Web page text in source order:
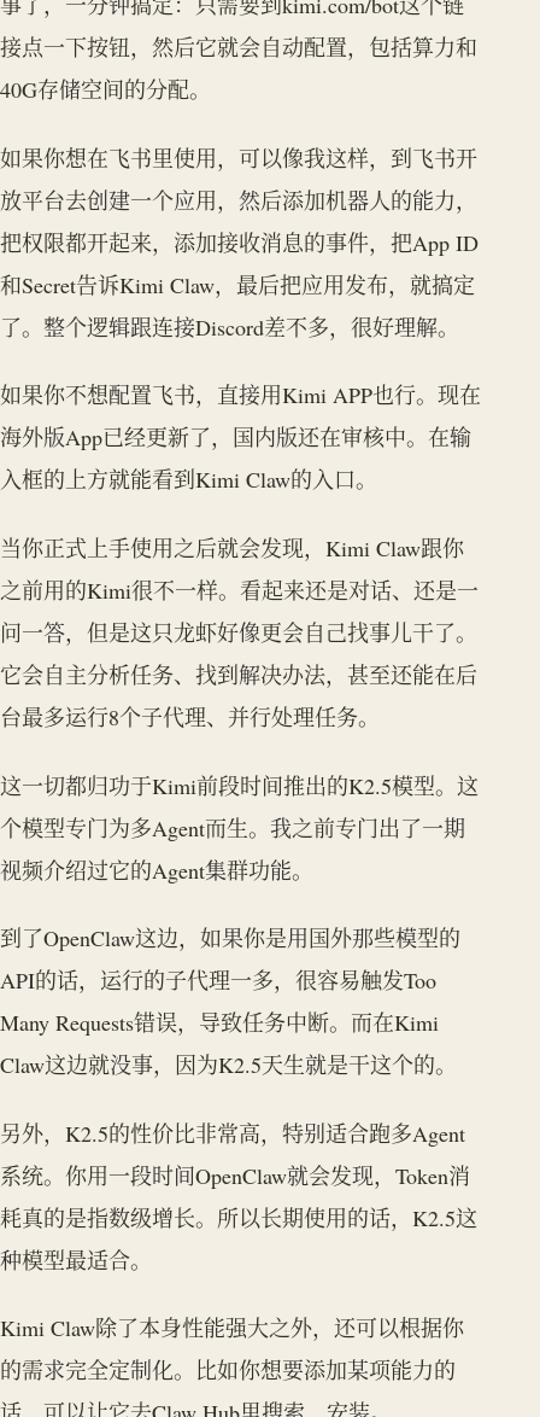
接点一下按钮，然后它就会自动配置，包括算力和
40G存储空间的分配。
如果你想在飞书里使用，可以像我这样，到飞书开
放平台去创建一个应用，然后添加机器人的能力，
把权限都开起来，添加接收消息的事件，把App ID
和Secret告诉Kimi Claw，最后把应用发布，就搞定
了。整个逻辑跟连接Discord差不多，很好理解。
如果你不想配置飞书，直接用Kimi APP也行。现在
海外版App已经更新了，国内版还在审核中。在输
入框的上方就能看到Kimi Claw的入口。
当你正式上手使用之后就会发现，Kimi Claw跟你
之前用的Kimi很不一样。看起来还是对话、还是一
问一答，但是这只龙虾好像更会自己找事儿干了。
它会自主分析任务、找到解决办法，甚至还能在后
台最多运行8个子代理、并行处理任务。
这一切都归功于Kimi前段时间推出的K2.5模型。这
个模型专门为多Agent而生。我之前专门出了一期
视频介绍过它的Agent集群功能。
到了OpenClaw这边，如果你是用国外那些模型的
API的话，运行的子代理一多，很容易触发Too
Many Requests错误，导致任务中断。而在Kimi
Claw这边就没事，因为K2.5天生就是干这个的。
另外，K2.5的性价比非常高，特别适合跑多Agent
系统。你用一段时间OpenClaw就会发现，Token消
耗真的是指数级增长。所以长期使用的话，K2.5这
种模型最适合。
Kimi Claw除了本身性能强大之外，还可以根据你
的需求完全定制化。比如你想要添加某项能力的